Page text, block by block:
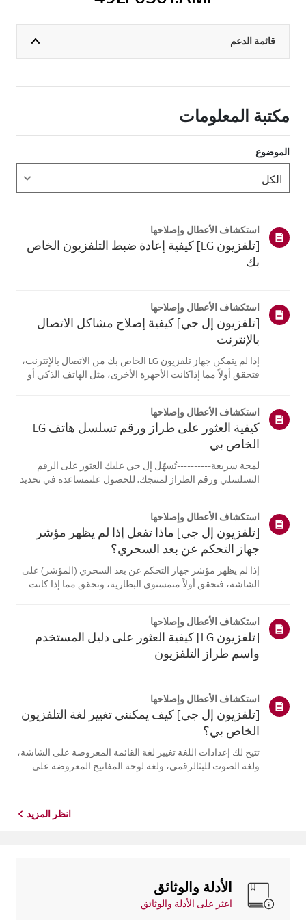
قائمة الدعم
مكتبة المعلومات
الموضوع
استكشاف الأعطال وإصلاحها
[تلفزيون LG] كيفية إعادة ضبط التلفزيون الخاص
بك
استكشاف الأعطال وإصلاحها
[تلفزيون إل جي] كيفية إصلاح مشاكل الاتصال
بالإنترنت
إذا لم يتمكن جهاز تلفزيون LG الخاص بك من الاتصال بالإنترنت،
فتحقق أولاً مما إذاكانت الأجهزة الأخرى، مثل الهاتف الذكي أو
تكمن في جها...
استكشاف الأعطال وإصلاحها
كيفية العثور على طراز ورقم تسلسل هاتف LG
الخاص بي
لمحة سريعة----------تُسهّل إل جي عليك العثور على الرقم
التسلسلي ورقم الطراز لمنتجك. للحصول علىمساعدة في تحديد
تختلف الصور أو ا...
استكشاف الأعطال وإصلاحها
[تلفزيون إل جي] ماذا تفعل إذا لم يظهر مؤشر
جهاز التحكم عن بعد السحري؟
إذا لم يظهر مؤشر جهاز التحكم عن بعد السحري (المؤشر) على
الشاشة، فتحقق أولاً منمستوى البطارية، وتحقق مما إذا كانت
التلفزيون. أعد تسج...
استكشاف الأعطال وإصلاحها
[تلفزيون LG] كيفية العثور على دليل المستخدم
واسم طراز التلفزيون
استكشاف الأعطال وإصلاحها
[تلفزيون إل جي] كيف يمكنني تغيير لغة التلفزيون
الخاص بي؟
تتيح لك إعدادات اللغة تغيير لغة القائمة المعروضة على الشاشة،
ولغة الصوت للبثالرقمي، ولغة لوحة المفاتيح المعروضة على
انظر المزيد
الأدلة والوثائق
اعثر على الأدلة والوثائق